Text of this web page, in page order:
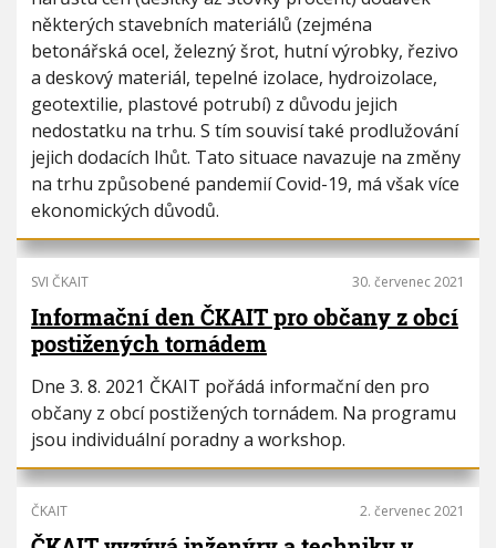
některých stavebních materiálů (zejména
betonářská ocel, železný šrot, hutní výrobky, řezivo
a deskový materiál, tepelné izolace, hydroizolace,
geotextilie, plastové potrubí) z důvodu jejich
nedostatku na trhu. S tím souvisí také prodlužování
jejich dodacích lhůt. Tato situace navazuje na změny
na trhu způsobené pandemií Covid-19, má však více
ekonomických důvodů.
SVI ČKAIT 30. červenec 2021
Informační den ČKAIT pro občany z obcí
postižených tornádem
Dne 3. 8. 2021 ČKAIT pořádá informační den pro
občany z obcí postižených tornádem. Na programu
jsou individuální poradny a workshop.
ČKAIT 2. červenec 2021